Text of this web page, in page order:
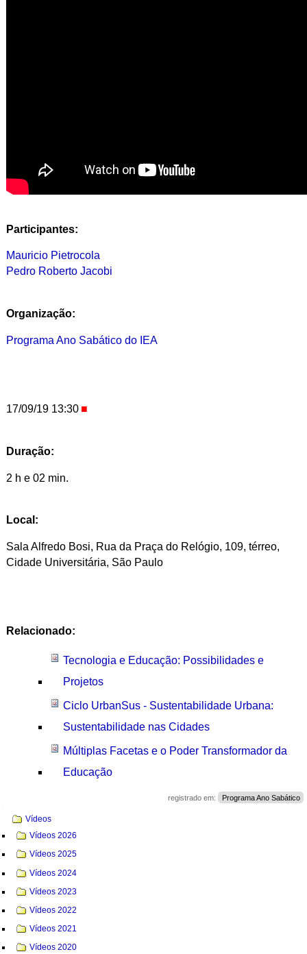
Participantes:
Mauricio Pietrocola
Pedro Roberto Jacobi
Organização:
Programa Ano Sabático do IEA
17/09/19 13:30
Duração:
2 h e 02 min.
Local:
Sala Alfredo Bosi, Rua da Praça do Relógio, 109, térreo,
Cidade Universitária, São Paulo
Relacionado:
Tecnologia e Educação: Possibilidades e
Projetos
Ciclo UrbanSus - Sustentabilidade Urbana:
Sustentabilidade nas Cidades
Múltiplas Facetas e o Poder Transformador da
Educação
registrado em: Programa Ano Sabático
Navegação
Vídeos
Vídeos 2026
Vídeos 2025
Vídeos 2024
Vídeos 2023
Vídeos 2022
Vídeos 2021
Vídeos 2020